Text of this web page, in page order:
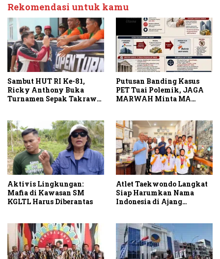
Rekomendasi untuk kamu
Sambut HUT RI Ke-81,
Ricky Anthony Buka
Turnamen Sepak Takraw
Putusan Banding Kasus
PET Tuai Polemik, JAGA
MARWAH Minta MA
Aktivis Lingkungan:
Mafia di Kawasan SM
KGLTL Harus Diberantas
Atlet Taekwondo Langkat
Siap Harumkan Nama
Indonesia di Ajang